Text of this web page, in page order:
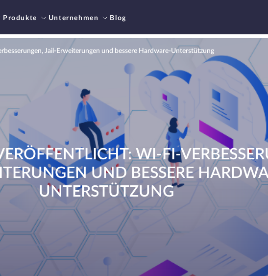
Produkte Unternehmen Blog
Jail-Erweiterungen und bessere Hardware-Unterstützung
WI-FI-
UND BESSERE
UNTERSTÜTZUNG